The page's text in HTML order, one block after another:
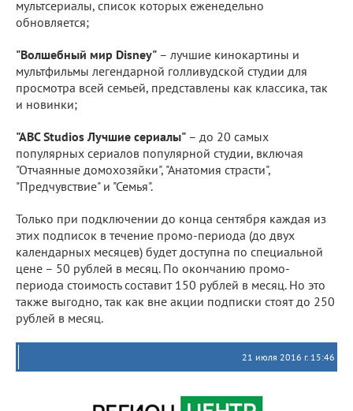
мультсериалы, список которых еженедельно
обновляется;
"Волшебный мир Disney" – лучшие кинокартины и
мультфильмы легендарной голливудской студии для
просмотра всей семьей, представлены как классика, так
и новинки;
"ABC Studios Лучшие сериалы" – до 20 самых
популярных сериалов популярной студии, включая
"Отчаянные домохозяйки", "Анатомия страсти",
"Предчувствие" и "Семья".
Только при подключении до конца сентября каждая из
этих подписок в течение промо-периода (до двух
календарных месяцев) будет доступна по специальной
цене – 50 рублей в месяц. По окончанию промо-
периода стоимость составит 150 рублей в месяц. Но это
также выгодно, так как вне акции подписки стоят до 250
рублей в месяц.
21 июля 2016 г. 15:46